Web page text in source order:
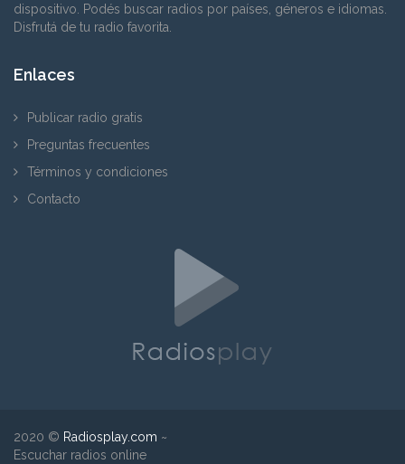
dispositivo. Podés buscar radios por países, géneros e idiomas.
Disfrutá de tu radio favorita.
Enlaces
Publicar radio gratis
Preguntas frecuentes
Términos y condiciones
Contacto
2020 © Radiosplay.com ~
Escuchar radios online